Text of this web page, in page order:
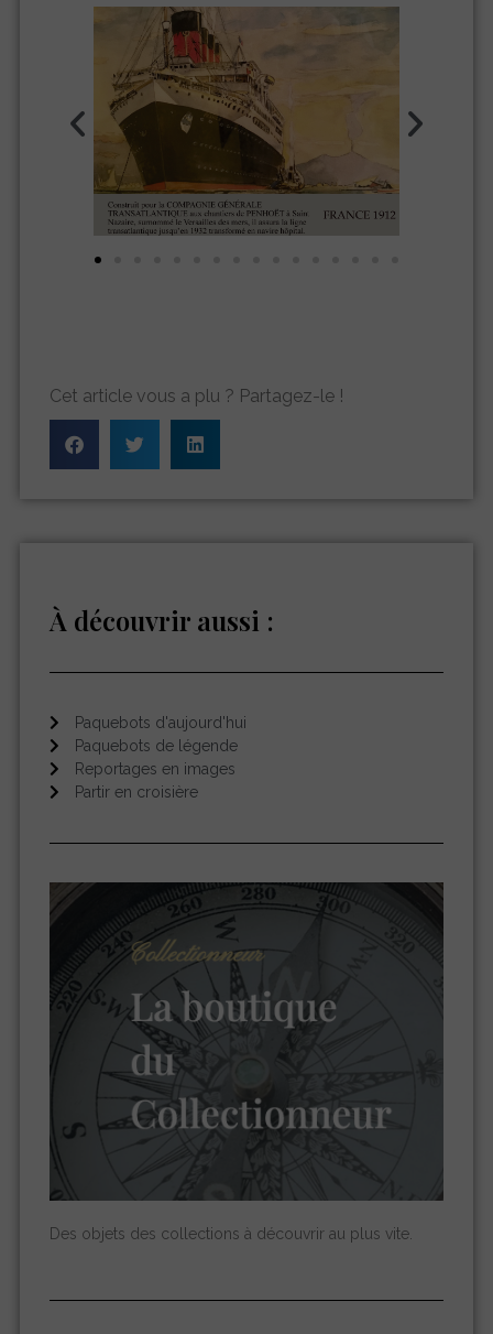
Cet article vous a plu ? Partagez-le !
À découvrir aussi :
Paquebots d'aujourd'hui
Paquebots de légende
Reportages en images
Partir en croisière
Des objets des collections à découvrir au plus vite.